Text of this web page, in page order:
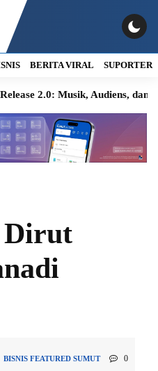
BERITA VIRAL SUPORTER
2.0: Musik, Audiens, dan
Dirut
BISNIS FEATURED SUMUT 0